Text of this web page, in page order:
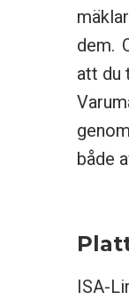
dem.
att du
både
ISA-